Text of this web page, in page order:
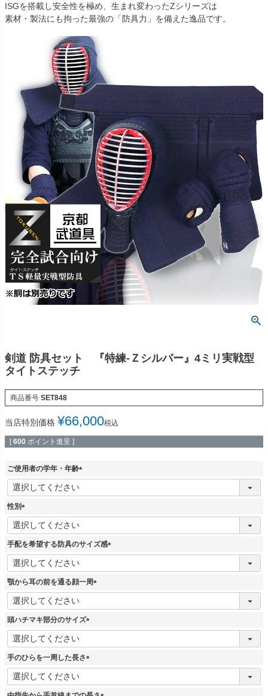
ISGを搭載し安全性を極め、生まれ変わったZシリーズは
素材・製法にも拘った最強の「防具力」を備えた逸品です。
剣道 防具セット 『特練-Ｚシルバー』4ミリ実戦型
タイトステッチ
商品番号 SET848
当店特別価格 ¥66,000税込
[ 600 ポイント進呈 ]
ご使用者の学年・年齢
(
性別
(
必
須
手配を希望する防具のサイズ感
(
顎から耳の前を通る顔一周
(
頭ハチマキ部分のサイズ
(
須
手のひらを一周した長さ
(
須